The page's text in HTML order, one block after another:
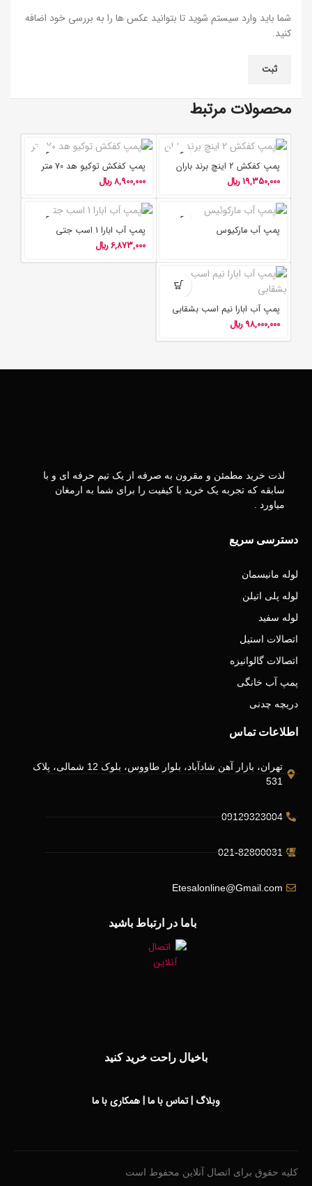
شما باید وارد سیستم شوید تا بتوانید عکس ها را به بررسی خود اضافه
کنید.
محصولات مرتبط
پمپ کفکش 2 اینچ برند باران
19,350,000 ﷼
پمپ کفکش توکیو هد 70 متر
8,900,000 ﷼
پمپ آب مارکیوس
پمپ آب ابارا 1 اسب جتی
6,873,000 ﷼
پمپ آب ابارا نیم اسب بشقابی
98,000,000 ﷼
لذت خرید مطمئن و مقرون به صرفه از یک تیم حرفه ای و با
سابقه که تجربه یک خرید با کیفیت را برای شما به ارمغان
میاورد .
دسترسی سریع
لوله مانیسمان
لوله پلی اتیلن
لوله سفید
اتصالات استیل
اتصالات گالوانیزه
پمپ آب خانگی
دریچه چدنی
اطلاعات تماس
تهران، بازار آهن شادآباد، بلوار طاووس، بلوک 12 شمالی، پلاک
531
09129323004
021-82800031
Etesalonline@Gmail.com
باما در ارتباط باشید
باخیال راحت خرید کنید
وبلاگ |تماس با ما|همکاری با ما
کلیه حقوق برای اتصال آنلاین محفوط است